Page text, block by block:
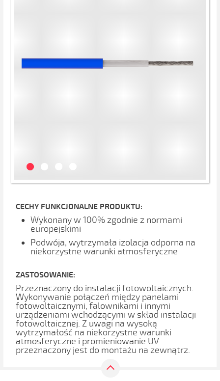
CECHY FUNKCJONALNE PRODUKTU:
Wykonany w 100% zgodnie z normami
europejskimi
Podwója, wytrzymała izolacja odporna na
niekorzystne warunki atmosferyczne
ZASTOSOWANIE:
Przeznaczony do instalacji fotowoltaicznych.
Wykonywanie połączeń między panelami
fotowoltaicznymi, falownikami i innymi
urządzeniami wchodzącymi w skład instalacji
fotowoltaicznej. Z uwagi na wysoką
wytrzymałość na niekorzystne warunki
atmosferyczne i promieniowanie UV
przeznaczony jest do montażu na zewnątrz.